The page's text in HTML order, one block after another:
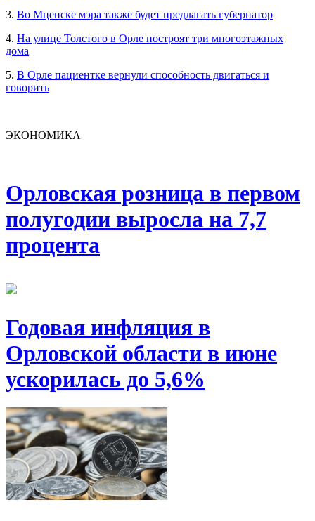
3. Во Мценске мэра также будет предлагать губернатор
4. На улице Толстого в Орле построят три многоэтажных
дома
5. В Орле пациентке вернули способность двигаться и
говорить
ЭКОНОМИКА
Орловская розница в первом
полугодии выросла на 7,7
процента
Годовая инфляция в
Орловской области в июне
ускорилась до 5,6%